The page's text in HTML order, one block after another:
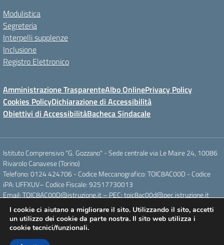
Modulistica
Segreteria
Interpelli supplenze
Inclusione
Registro Elettronico
Amministrazione TrasparenteAlbo OnlinePrivacy Policy
Cookies PolicyDichiarazione di Accessibilità
Obiettivi di AccessibilitàBacheca Sindacale
Istituto Comprensivo "G. Gozzano" - Sede centrale via Le Maire 24, 10086
Rivarolo Canavese (Torino)
Telefono: 0124 424706 - Codice Meccanografico: TOIC8AC00D - Codice
iPA: UFFXUV– Codice Fiscale: 92517730013
Email: TOIC8AC00D@istruzione.it – PEC: toic8ac00d@pec.istruzione.it
Concept & Design by Designers Italia
I cookie ci aiutano a migliorare il sito. Utilizzando il sito, accetti
un utilizzo dei cookie da parte nostra. Il sito web utilizza i
cookie tecnici/funzionali.